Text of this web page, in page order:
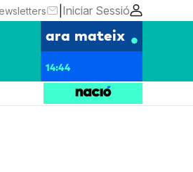
Iniciar Sessió
ara mateix
14:44